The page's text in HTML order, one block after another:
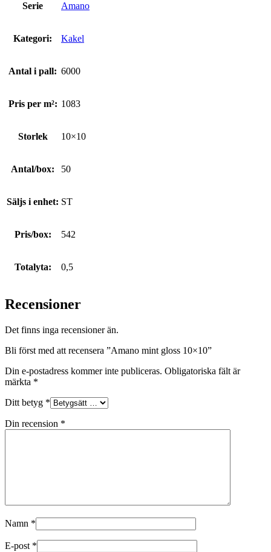
Serie Amano
Kategori: Kakel
Antal i pall: 6000
Pris per m²: 1083
Storlek 10×10
Antal/box: 50
Säljs i enhet: ST
Pris/box: 542
Totalyta: 0,5
Recensioner
Det finns inga recensioner än.
Bli först med att recensera ”Amano mint gloss 10×10”
Din e-postadress kommer inte publiceras. Obligatoriska fält är
märkta *
Ditt betyg *
Din recension *
Namn *
E-post *